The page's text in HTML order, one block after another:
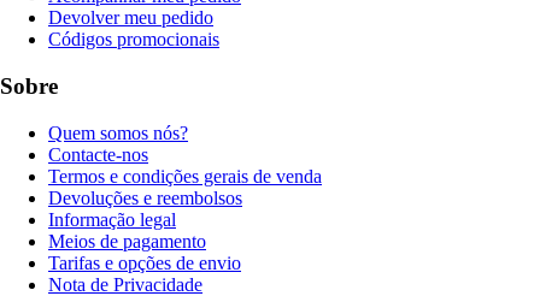
Devolver meu pedido
Códigos promocionais
Sobre
Quem somos nós?
Contacte-nos
Termos e condições gerais de venda
Devoluções e reembolsos
Informação legal
Meios de pagamento
Tarifas e opções de envio
Nota de Privacidade